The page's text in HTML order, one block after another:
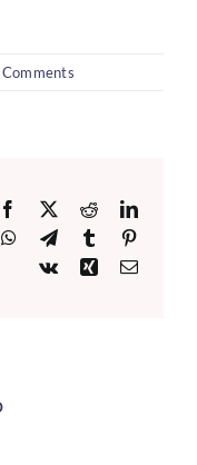
Facebook
X Reddit
WhatsApp
TelegramTumblr
Vk
XingEmail